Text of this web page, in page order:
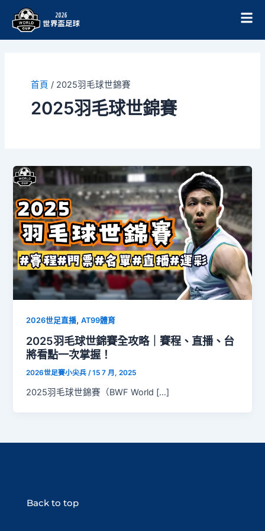
首頁 / 2025羽毛球世錦賽
2025羽毛球世錦賽
2026世足直播,AT99體育
2025羽毛球世錦賽全攻略｜賽程、直播、台
將看點一次掌握！
2026世足賽小尖兵/15 7 月, 2025
2025羽毛球世錦賽（BWF World […]
Back to top